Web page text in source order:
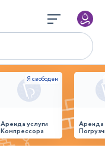
Аренда услуги
Компрессора